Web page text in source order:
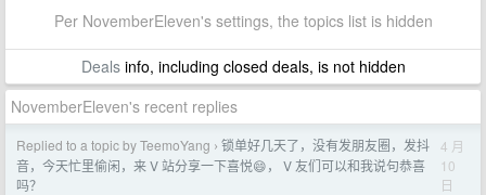
Per NovemberEleven's settings, the topics list is hidden
Dealsinfo, including closed deals, is not hidden
NovemberEleven's recent replies
Replied to a topic by TeemoYang › 锁单好几天了，没有发朋友圈，发抖
音，今天忙里偷闲，来 V 站分享一下喜悦😄， V 友们可以和我说句恭喜
吗？
4 月
10
日